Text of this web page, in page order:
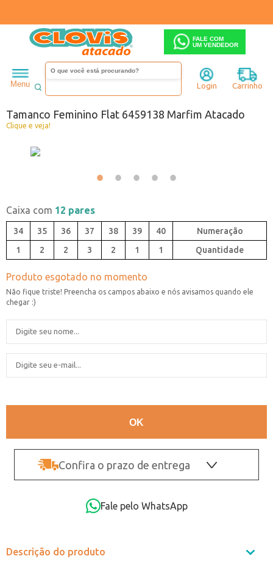
FALE COM
UM VENDEDOR
Menu Login Carrinho
Feminino Tamanco Salto baixo
Tamanco Feminino Flat 6459138 Marfim Atacado
Clique e veja!
Caixa com 12 pares
34 35 36 37 38 39
40
1
2 2 3 2 1 1 Quantidade
Confira o prazo de entrega
Fale pelo WhatsApp
Descrição do produto